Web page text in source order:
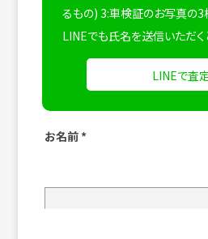
るもの) 3:車検証のお写真の3
LINEでも氏名を送信いただく
LINEで査
お名前 *